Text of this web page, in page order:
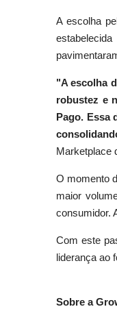
A escolha
"A escolha
robustez e
Pago. Essa
Marketplace
O momento
maior
consumidor.
Com este
liderança ao
Sobre a